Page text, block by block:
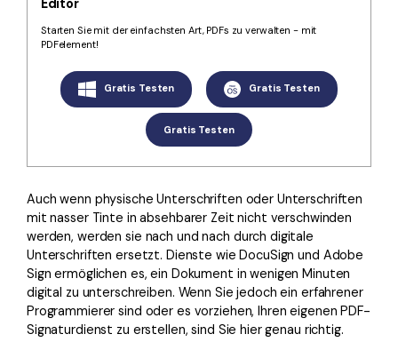
PDF OCR
PDF-Daten extrahieren
PDF freigeben
eSign PDFs rechtmäßig Neu
IT-Dienstleistung
Rechtliches
Gesundheitswesen
Finanzen
Kontakt zum Support
Was ist NEU
Benutzerhandbuch
PDFelement für Windows
PDFelement für Android
Mehr erfahren
Bewertungen
Sehen Sie, was unsere Nutzer sagen.
Kostenlose PDF-Vorlagen
Editor
Starten Sie mit der einfachsten Art, PDFs zu verwalten - mit
PDFelement!
Gratis Testen Gratis Testen
Gratis Testen
Auch wenn physische Unterschriften oder Unterschriften
mit nasser Tinte in absehbarer Zeit nicht verschwinden
werden, werden sie nach und nach durch digitale
Unterschriften ersetzt. Dienste wie DocuSign und Adobe
Sign ermöglichen es, ein Dokument in wenigen Minuten
digital zu unterschreiben. Wenn Sie jedoch ein erfahrener
Programmierer sind oder es vorziehen, Ihren eigenen PDF-
Signaturdienst zu erstellen, sind Sie hier genau richtig.